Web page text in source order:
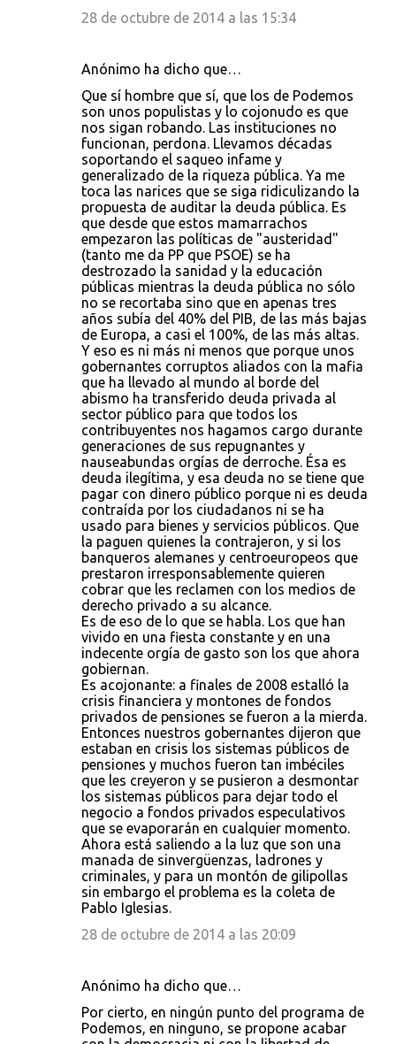
28 de octubre de 2014 a las 15:34
Anónimo ha dicho que…
Que sí hombre que sí, que los de Podemos
son unos populistas y lo cojonudo es que
nos sigan robando. Las instituciones no
funcionan, perdona. Llevamos décadas
soportando el saqueo infame y
generalizado de la riqueza pública. Ya me
toca las narices que se siga ridiculizando la
propuesta de auditar la deuda pública. Es
que desde que estos mamarrachos
empezaron las políticas de "austeridad"
(tanto me da PP que PSOE) se ha
destrozado la sanidad y la educación
públicas mientras la deuda pública no sólo
no se recortaba sino que en apenas tres
años subía del 40% del PIB, de las más bajas
de Europa, a casi el 100%, de las más altas.
Y eso es ni más ni menos que porque unos
gobernantes corruptos aliados con la mafia
que ha llevado al mundo al borde del
abismo ha transferido deuda privada al
sector público para que todos los
contribuyentes nos hagamos cargo durante
generaciones de sus repugnantes y
nauseabundas orgías de derroche. Ésa es
deuda ilegítima, y esa deuda no se tiene que
pagar con dinero público porque ni es deuda
contraída por los ciudadanos ni se ha
usado para bienes y servicios públicos. Que
la paguen quienes la contrajeron, y si los
banqueros alemanes y centroeuropeos que
prestaron irresponsablemente quieren
cobrar que les reclamen con los medios de
derecho privado a su alcance.
Es de eso de lo que se habla. Los que han
vivido en una fiesta constante y en una
indecente orgía de gasto son los que ahora
gobiernan.
Es acojonante: a finales de 2008 estalló la
crisis financiera y montones de fondos
privados de pensiones se fueron a la mierda.
Entonces nuestros gobernantes dijeron que
estaban en crisis los sistemas públicos de
pensiones y muchos fueron tan imbéciles
que les creyeron y se pusieron a desmontar
los sistemas públicos para dejar todo el
negocio a fondos privados especulativos
que se evaporarán en cualquier momento.
Ahora está saliendo a la luz que son una
manada de sinvergüenzas, ladrones y
criminales, y para un montón de gilipollas
sin embargo el problema es la coleta de
Pablo Iglesias.
28 de octubre de 2014 a las 20:09
Anónimo ha dicho que…
Por cierto, en ningún punto del programa de
Podemos, en ninguno, se propone acabar